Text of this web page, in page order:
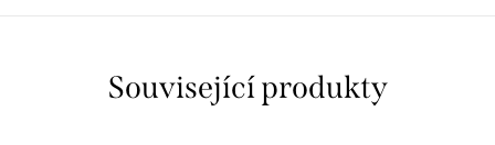
Související produkty